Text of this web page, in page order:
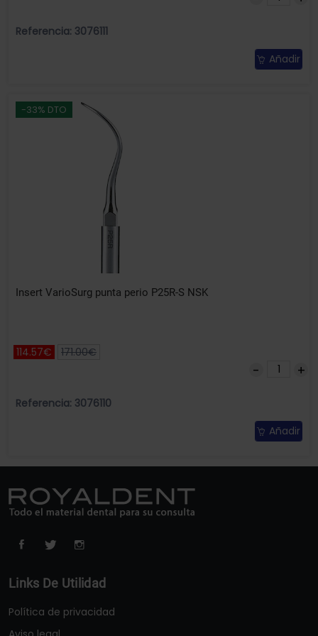
Referencia: 3076111
Añadir
-33% DTO
Insert VarioSurg punta perio P25R-S NSK
114.57€ 171.00€
Referencia: 3076110
Añadir
Links De Utilidad
Política de privacidad